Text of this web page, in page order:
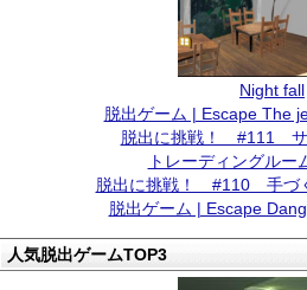
Night fall
脱出ゲーム | Escape The
脱出に挑戦！ #111 サ
トレーディングルー
脱出に挑戦！ #110 手づ
脱出ゲーム | Escape
人気脱出ゲームTOP3